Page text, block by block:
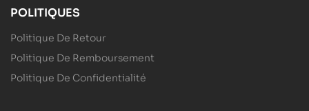
POLITIQUES
Politique De Retour
Politique De Remboursement
Politique De Confidentialité